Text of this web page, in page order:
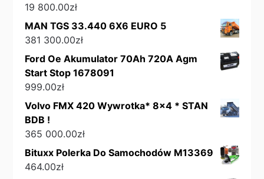
19 800.00zł
MAN TGS 33.440 6X6 EURO 5
381 300.00zł
Ford Oe Akumulator 70Ah 720A Agm
Start Stop 1678091
999.00zł
Volvo FMX 420 Wywrotka* 8x4 * STAN
BDB !
365 000.00zł
Bituxx Polerka Do Samochodów M13369
464.00zł